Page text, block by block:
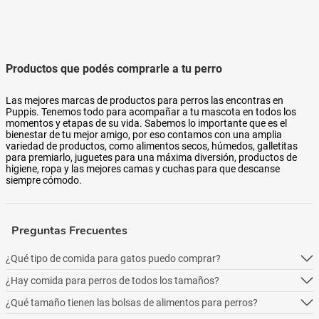
Productos que podés comprarle a tu perro
Las mejores marcas de productos para perros las encontras en
Puppis. Tenemos todo para acompañar a tu mascota en todos los
momentos y etapas de su vida. Sabemos lo importante que es el
bienestar de tu mejor amigo, por eso contamos con una amplia
variedad de productos, como alimentos secos, húmedos, galletitas
para premiarlo, juguetes para una máxima diversión, productos de
higiene, ropa y las mejores camas y cuchas para que descanse
siempre cómodo.
Preguntas Frecuentes
¿Qué tipo de comida para gatos puedo comprar?
Podés comprar online 5 tipos: alimento seco para perros, alimento
húmedo, alimento medicado, para necesidades especialesy alimentos
¿Hay comida para perros de todos los tamaños?
Podés comprar online 5 tipos: alimento seco para perros, alimento
¿Qué tamaño tienen las bolsas de alimentos para perros?